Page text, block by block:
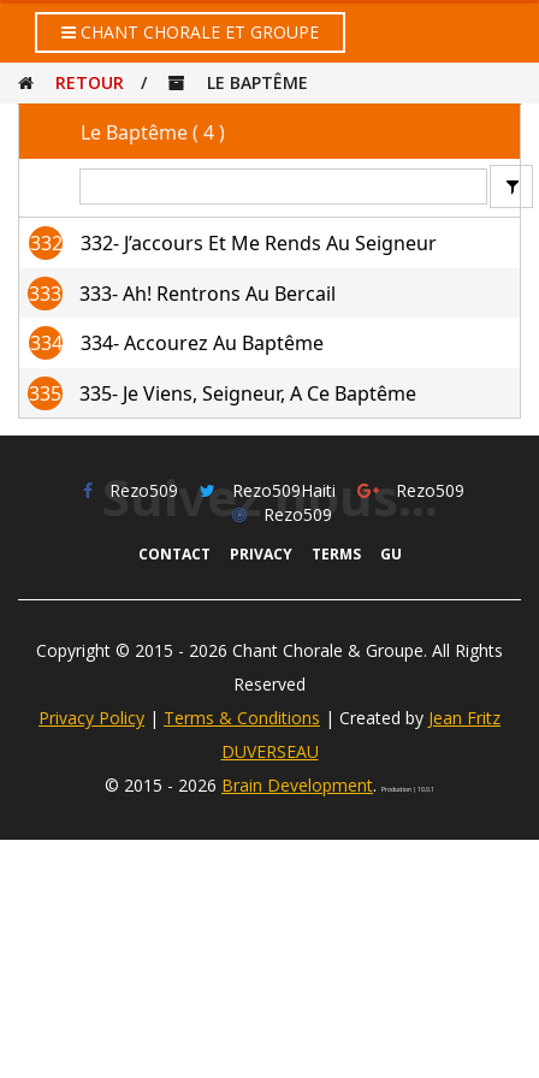
CHANT CHORALE ET GROUPE
RETOUR / LE BAPTÊME
Le Baptême ( 4 )
332
332- J’accours Et Me Rends Au Seigneur
333
333- Ah! Rentrons Au Bercail
334
334- Accourez Au Baptême
335
335- Je Viens, Seigneur, A Ce Baptême
Suivez nous...
Rezo509 Rezo509Haiti
Rezo509
Rezo509
CONTACT PRIVACY TERMS GU
Copyright © 2015 - 2026 Chant Chorale & Groupe. All Rights
Reserved
Privacy Policy | Terms & Conditions | Created by Jean Fritz
DUVERSEAU
© 2015 - 2026 Brain Development. Production | 10.0.1